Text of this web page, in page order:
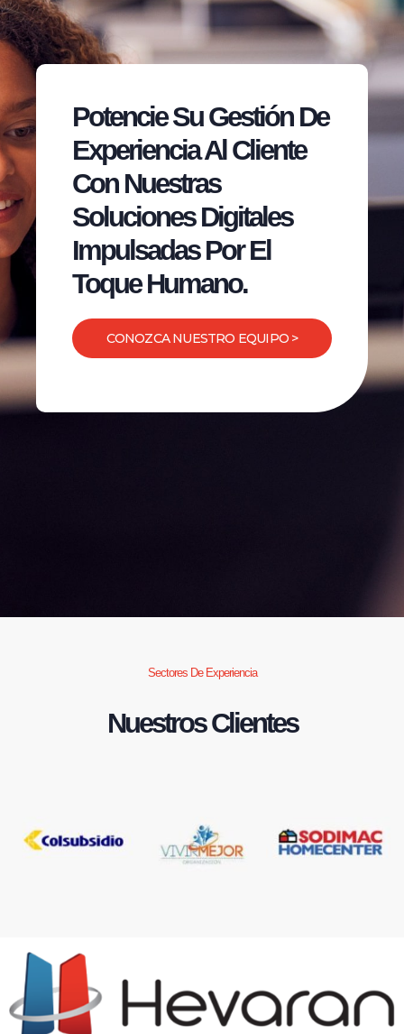
Potencie Su Gestión De
Experiencia Al Cliente
Con Nuestras
Soluciones Digitales
Impulsadas Por El
Toque Humano.
CONOZCA NUESTRO EQUIPO >
Sectores De Experiencia
Nuestros Clientes